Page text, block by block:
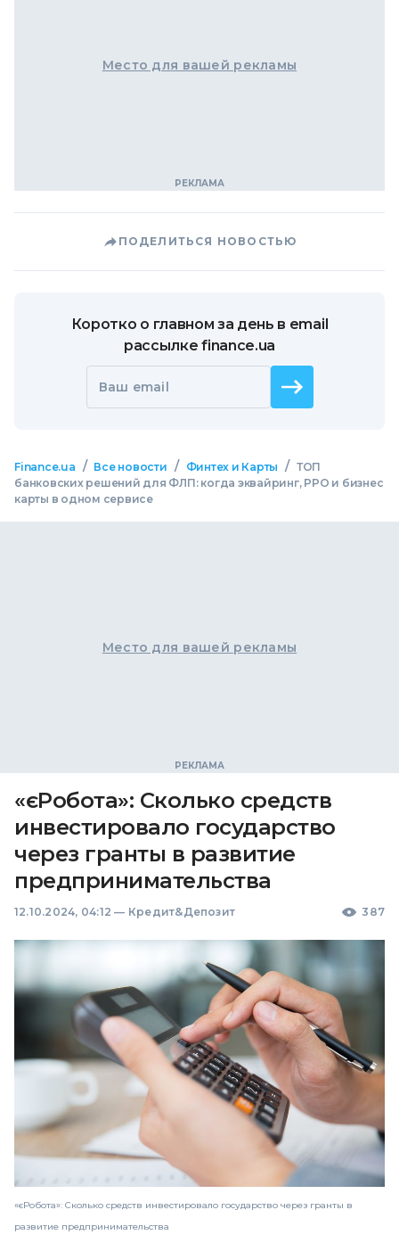
Место для вашей рекламы
ПОДЕЛИТЬСЯ НОВОСТЬЮ
Коротко о главном за день в email
рассылке finance.ua
Ваш email
Finance.ua / Все новости / Финтех и Карты / ТОП
банковских решений для ФЛП: когда эквайринг, РРО и бизнес
карты в одном сервисе
Место для вашей рекламы
«єРобота»: Сколько средств
инвестировало государство
через гранты в развитие
предпринимательства
12.10.2024, 04:12 — Кредит&Депозит 387
«єРобота»: Сколько средств инвестировало государство через гранты в
развитие предпринимательства